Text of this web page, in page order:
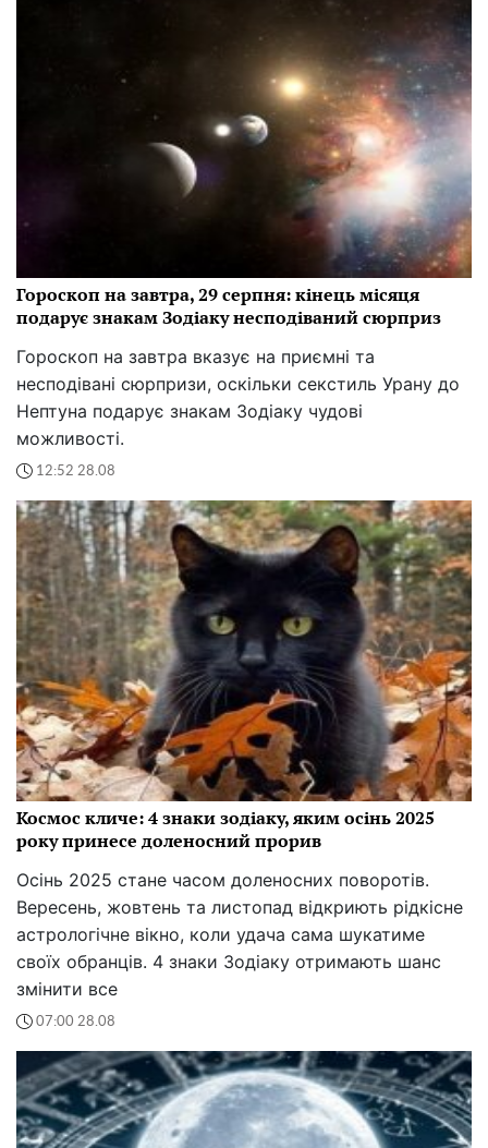
Гороскоп на завтра, 29 серпня: кінець місяця
подарує знакам Зодіаку несподіваний сюрприз
Гороскоп на завтра вказує на приємні та
несподівані сюрпризи, оскільки секстиль Урану до
Нептуна подарує знакам Зодіаку чудові
можливості.
12:52 28.08
Космос кличе: 4 знаки зодіаку, яким осінь 2025
року принесе доленосний прорив
Осінь 2025 стане часом доленосних поворотів.
Вересень, жовтень та листопад відкриють рідкісне
астрологічне вікно, коли удача сама шукатиме
своїх обранців. 4 знаки Зодіаку отримають шанс
змінити все
07:00 28.08